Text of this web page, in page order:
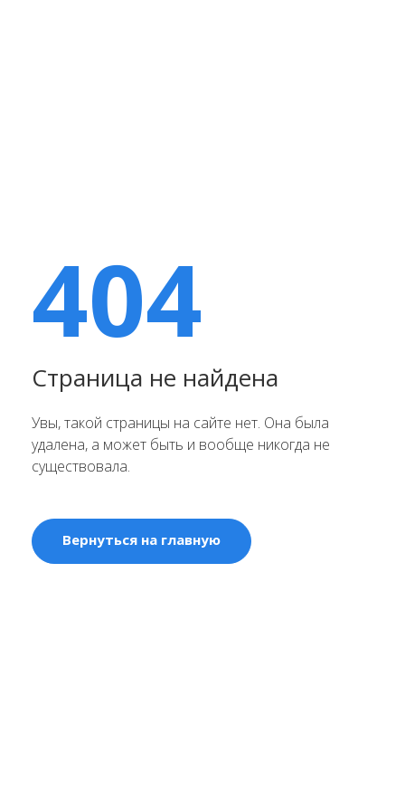
404
Страница не найдена
Увы, такой страницы на сайте нет. Она была
удалена, а может быть и вообще никогда не
существовала.
Вернуться на главную